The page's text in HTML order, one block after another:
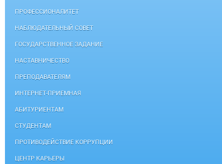
ПРОФЕССИОНАЛИТЕТ
НАБЛЮДАТЕЛЬНЫЙ СОВЕТ
ГОСУДАРСТВЕННОЕ ЗАДАНИЕ
НАСТАВНИЧЕСТВО
ПРЕПОДАВАТЕЛЯМ
ИНТЕРНЕТ-ПРИЕМНАЯ
АБИТУРИЕНТАМ
СТУДЕНТАМ
ПРОТИВОДЕЙСТВИЕ КОРРУПЦИИ
ЦЕНТР КАРЬЕРЫ